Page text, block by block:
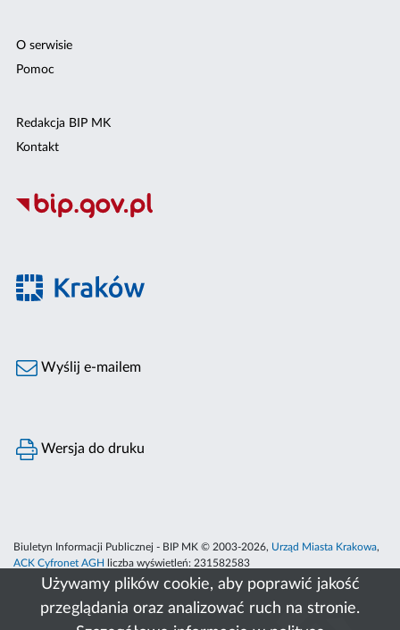
Używamy plików cookie, aby poprawić jakość
przeglądania oraz analizować ruch na stronie.
O serwisie
Pomoc
Redakcja BIP MK
Kontakt
Wyślij e-mailem
Wersja do druku
Biuletyn Informacji Publicznej - BIP MK © 2003-2026, Urząd Miasta Krakowa,
ACK Cyfronet AGH
liczba wyświetleń: 231582583